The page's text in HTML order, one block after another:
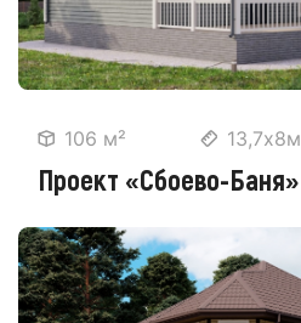
106 м² 13,7х8м
Проект «Сбоево-Баня»